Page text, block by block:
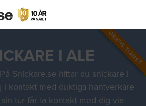
GRATIS TJÄNST
I ALE
Snickare.se hittar du snickare i
i kontakt med duktiga hantverkare
tur får ta kontakt med dig via